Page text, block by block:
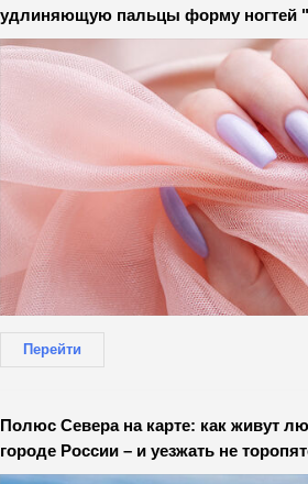
удлиняющую пальцы форму ногтей
Перейти
Полюс Севера на карте: как живут
городе России – и уезжать не